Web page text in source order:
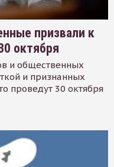
призвали к
октября
и общественных
и признанных
проведут 30 октября